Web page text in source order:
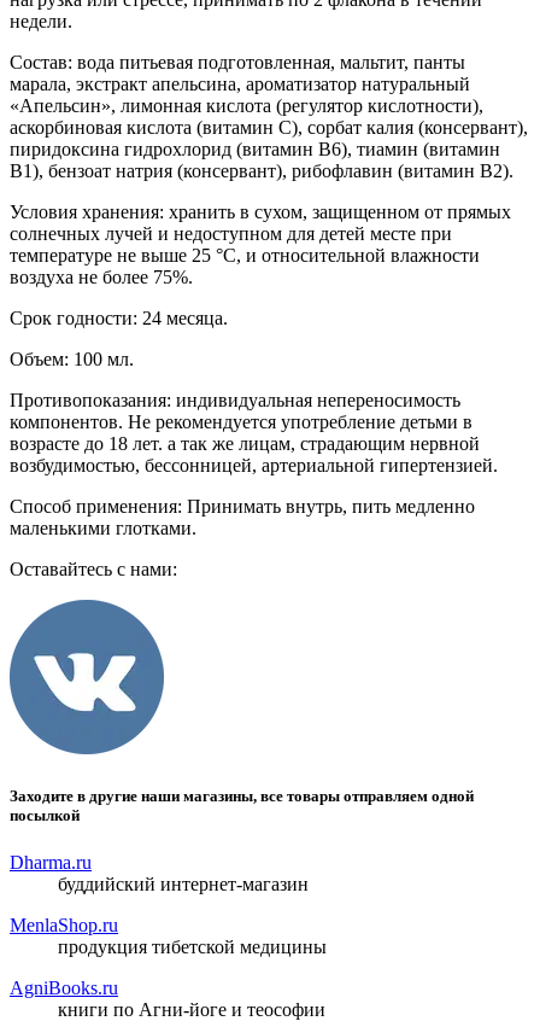
недели.
Состав: вода питьевая подготовленная, мальтит, панты
марала, экстракт апельсина, ароматизатор натуральный
«Апельсин», лимонная кислота (регулятор кислотности),
аскорбиновая кислота (витамин С), сорбат калия (консервант),
пиридоксина гидрохлорид (витамин В6), тиамин (витамин
В1), бензоат натрия (консервант), рибофлавин (витамин В2).
Условия хранения: хранить в сухом, защищенном от прямых
солнечных лучей и недоступном для детей месте при
температуре не выше 25 °C, и относительной влажности
воздуха не более 75%.
Срок годности: 24 месяца.
Объем: 100 мл.
Противопоказания: индивидуальная непереносимость
компонентов. Не рекомендуется употребление детьми в
возрасте до 18 лет. а так же лицам, страдающим нервной
возбудимостью, бессонницей, артериальной гипертензией.
Способ применения: Принимать внутрь, пить медленно
маленькими глотками.
Оставайтесь с нами:
Заходите в другие наши магазины, все товары отправляем одной
посылкой
Dharma.ru
буддийский интернет-магазин
MenlaShop.ru
продукция тибетской медицины
AgniBooks.ru
книги по Агни-йоге и теософии